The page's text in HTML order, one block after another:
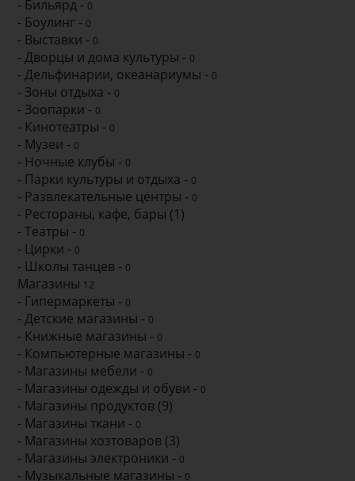
- Бильярд - 0
- Боулинг - 0
- Выставки - 0
- Дворцы и дома культуры - 0
- Дельфинарии, океанариумы - 0
- Зоны отдыха - 0
- Зоопарки - 0
- Кинотеатры - 0
- Музеи - 0
- Ночные клубы - 0
- Парки культуры и отдыха - 0
- Развлекательные центры - 0
- Рестораны, кафе, бары (1)
- Театры - 0
- Цирки - 0
- Школы танцев - 0
Магазины 12
- Гипермаркеты - 0
- Детские магазины - 0
- Книжные магазины - 0
- Компьютерные магазины - 0
- Магазины мебели - 0
- Магазины одежды и обуви - 0
- Магазины продуктов (9)
- Магазины ткани - 0
- Магазины хозтоваров (3)
- Магазины электроники - 0
- Музыкальные магазины - 0